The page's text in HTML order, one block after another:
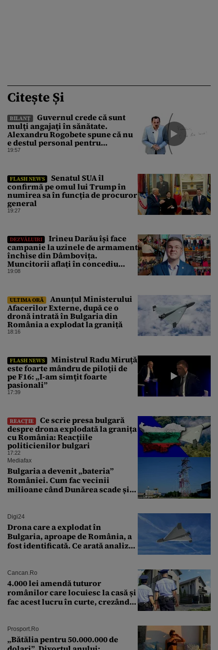
Citește Și
BILANȚ
Guvernul crede că sunt
mulţi angajaţi în sănătate.
Alexandru Rogobete spune că nu
e destul personal pentru
combaterea infecţiilor
19:57
FLASH NEWS
Senatul SUA îl
confirmă pe omul lui Trump în
numirea sa în funcția de procuror
general
19:27
DEZVĂLUIRI
Irineu Darău își face
campanie la uzinele de armament
închise din Dâmbovița.
Muncitorii aflați în concediu
forțat din cauza lipsei comenzilor
19:08
ULTIMA ORĂ
Anunțul Ministerului
Afacerilor Externe, după ce o
dronă intrată în Bulgaria din
România a explodat la graniță
18:16
FLASH NEWS
Ministrul Radu Miruţă
este foarte mândru de piloţii de
pe F16: „I-am simţit foarte
pasionali”
17:39
REACȚIE
Ce scrie presa bulgară
despre drona explodată la granița
cu România: Reacțiile
politicienilor bulgari
17:22
Mediafax
Bulgaria a devenit „bateria”
României. Cum fac vecinii
milioane când Dunărea scade și
Digi24
Drona care a explodat în
Bulgaria, aproape de România, a
fost identificată. Ce arată analiza
Cancan.ro
4.000 lei amendă tuturor
românilor care locuiesc la casă și
fac acest lucru în curte, crezând
Prosport.ro
„Bătălia pentru 50.000.000 de